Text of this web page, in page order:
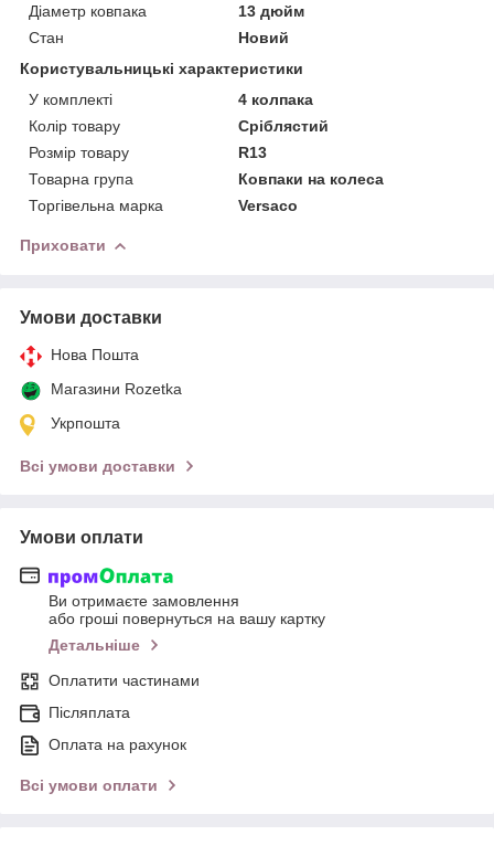
Діаметр ковпака
13 дюйм
Стан
Новий
Користувальницькі характеристики
У комплекті
4 колпака
Колір товару
Сріблястий
Розмір товару
R13
Товарна група
Ковпаки на колеса
Торгівельна марка
Versaco
Приховати
Умови доставки
Нова Пошта
Магазини Rozetka
Укрпошта
Всі умови доставки
Умови оплати
Ви отримаєте замовлення
або гроші повернуться на вашу картку
Детальніше
Оплатити частинами
Післяплата
Оплата на рахунок
Всі умови оплати